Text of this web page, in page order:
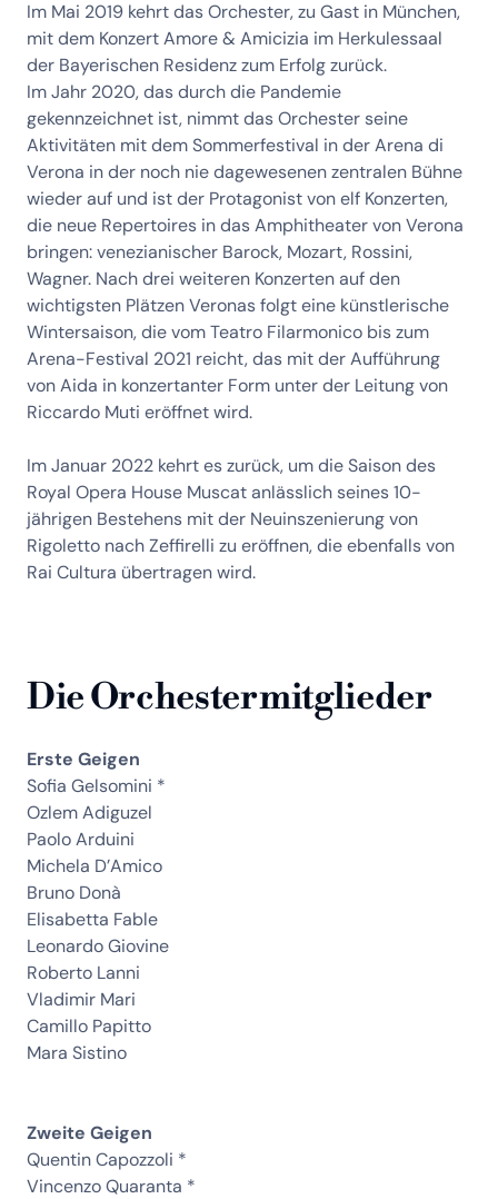
Im Mai 2019 kehrt das Orchester, zu Gast in München,
mit dem Konzert Amore & Amicizia im Herkulessaal
der Bayerischen Residenz zum Erfolg zurück.
Im Jahr 2020, das durch die Pandemie
gekennzeichnet ist, nimmt das Orchester seine
Aktivitäten mit dem Sommerfestival in der Arena di
Verona in der noch nie dagewesenen zentralen Bühne
wieder auf und ist der Protagonist von elf Konzerten,
die neue Repertoires in das Amphitheater von Verona
bringen: venezianischer Barock, Mozart, Rossini,
Wagner. Nach drei weiteren Konzerten auf den
wichtigsten Plätzen Veronas folgt eine künstlerische
Wintersaison, die vom Teatro Filarmonico bis zum
Arena-Festival 2021 reicht, das mit der Aufführung
von Aida in konzertanter Form unter der Leitung von
Riccardo Muti eröffnet wird.
Im Januar 2022 kehrt es zurück, um die Saison des
Royal Opera House Muscat anlässlich seines 10-
jährigen Bestehens mit der Neuinszenierung von
Rigoletto nach Zeffirelli zu eröffnen, die ebenfalls von
Rai Cultura übertragen wird.
Die Orchestermitglieder
Erste Geigen
Sofia Gelsomini *
Ozlem Adiguzel
Paolo Arduini
Michela D’Amico
Bruno Donà
Elisabetta Fable
Leonardo Giovine
Roberto Lanni
Vladimir Mari
Camillo Papitto
Mara Sistino
Zweite Geigen
Quentin Capozzoli *
Vincenzo Quaranta *